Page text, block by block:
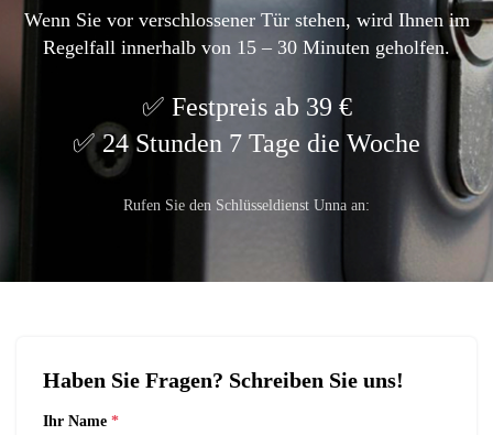
Wenn Sie vor verschlossener Tür stehen, wird Ihnen im
Regelfall innerhalb von 15 – 30 Minuten geholfen.
Festpreis ab 39 €
24 Stunden 7 Tage die Woche
Rufen Sie den Schlüsseldienst Unna an:
Haben Sie Fragen? Schreiben Sie uns!
Ihr Name